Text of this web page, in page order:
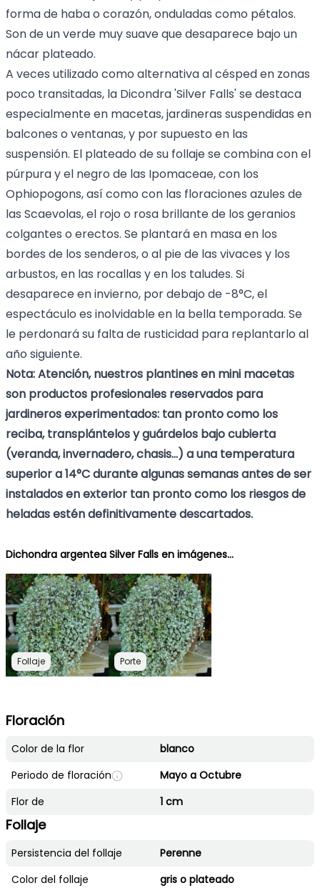
forma de haba o corazón, onduladas como pétalos.
Son de un verde muy suave que desaparece bajo un
nácar plateado.
A veces utilizado como alternativa al césped en zonas
poco transitadas, la Dicondra 'Silver Falls' se destaca
especialmente en macetas, jardineras suspendidas en
balcones o ventanas, y por supuesto en las
suspensión. El plateado de su follaje se combina con el
púrpura y el negro de las Ipomaceae, con los
Ophiopogons, así como con las floraciones azules de
las Scaevolas, el rojo o rosa brillante de los geranios
colgantes o erectos. Se plantará en masa en los
bordes de los senderos, o al pie de las vivaces y los
arbustos, en las rocallas y en los taludes. Si
desaparece en invierno, por debajo de -8°C, el
espectáculo es inolvidable en la bella temporada. Se
le perdonará su falta de rusticidad para replantarlo al
año siguiente.
Nota: Atención, nuestros plantines en mini macetas
son productos profesionales reservados para
jardineros experimentados: tan pronto como los
reciba, transplántelos y guárdelos bajo cubierta
(veranda, invernadero, chasis...) a una temperatura
superior a 14°C durante algunas semanas antes de ser
instalados en exterior tan pronto como los riesgos de
heladas estén definitivamente descartados.
Dichondra argentea Silver Falls en imágenes...
Follaje Porte
Floración
Color de la flor
blanco
Periodo de floración
Mayo a Octubre
Flor de
1 cm
Follaje
Persistencia del follaje
Perenne
Color del follaje
gris o plateado